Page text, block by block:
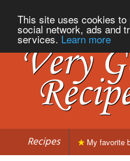
This site uses cookies
social network, ads and
services. Learn more
Recipes My favorite